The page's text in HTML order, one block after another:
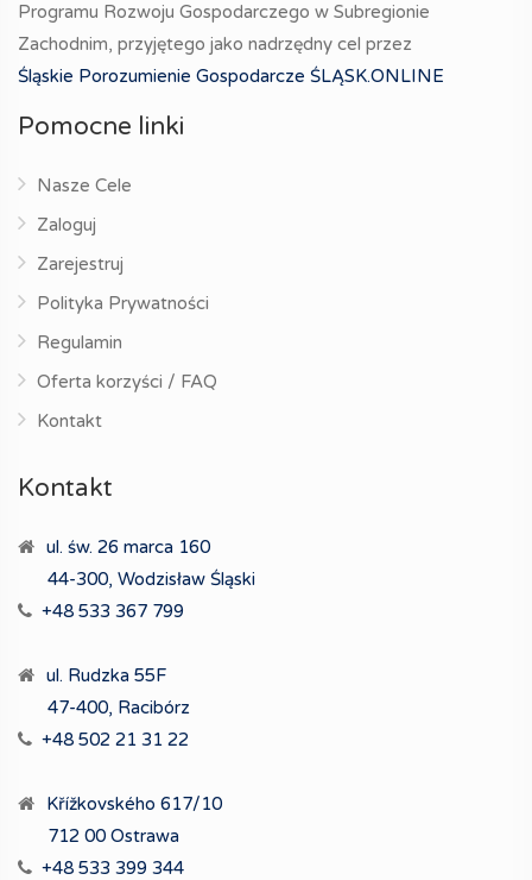
Programu Rozwoju Gospodarczego w Subregionie
Zachodnim, przyjętego jako nadrzędny cel przez
Śląskie Porozumienie Gospodarcze ŚLĄSK.ONLINE
Pomocne linki
Nasze Cele
Zaloguj
Zarejestruj
Polityka Prywatności
Regulamin
Oferta korzyści / FAQ
Kontakt
Kontakt
ul. św. 26 marca 160
44-300, Wodzisław Śląski
+48 533 367 799
ul. Rudzka 55F
47-400, Racibórz
+48 502 21 31 22
Křížkovského 617/10
712 00 Ostrawa
+48 533 399 344